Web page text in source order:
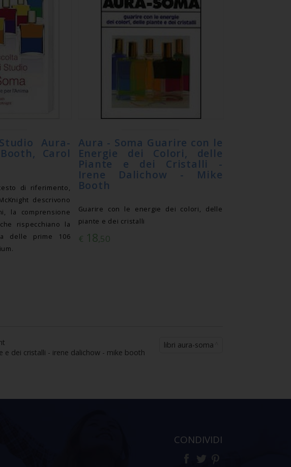
Aura-
Carol
di riferimento,
descrivono
la comprensione
rispecchiano la
delle prime 106
Aura - Soma Guarire con le
Energie dei Colori, delle
Piante e dei Cristalli -
Irene Dalichow - Mike
Booth
Guarire con le energie dei colori, delle
piante e dei cristalli
€ 18,50
e dei cristalli - irene dalichow - mike booth
libri aura-soma
CONDIVIDI